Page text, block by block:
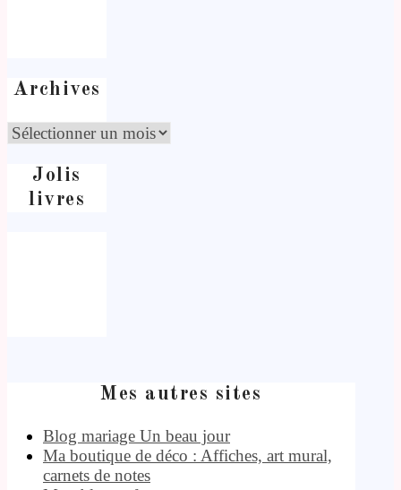
Archives
Jolis
livres
Mes autres sites
Blog mariage Un beau jour
Ma boutique de déco : Affiches, art mural,
carnets de notes